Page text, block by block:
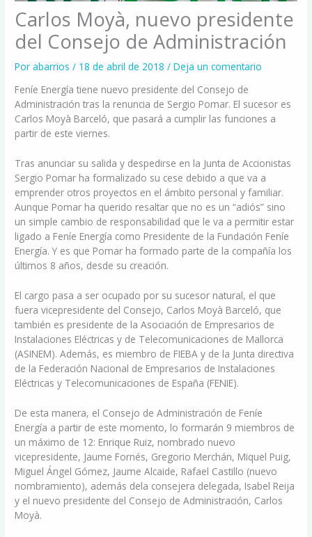
Carlos Moyà, nuevo presidente
del Consejo de Administración
Porabarrios/ 18 de abril de 2018/Deja un comentario
Feníe Energía tiene nuevo presidente del Consejo de
Administración tras la renuncia de Sergio Pomar. El sucesor es
Carlos Moyà Barceló, que pasará a cumplir las funciones a
partir de este viernes.
Tras anunciar su salida y despedirse en la Junta de Accionistas
Sergio Pomar ha formalizado su cese debido a que va a
emprender otros proyectos en el ámbito personal y familiar.
Aunque Pomar ha querido resaltar que no es un “adiós” sino
un simple cambio de responsabilidad que le va a permitir estar
ligado a Feníe Energía como Presidente de la Fundación Feníe
Energía. Y es que Pomar ha formado parte de la compañía los
últimos 8 años, desde su creación.
El cargo pasa a ser ocupado por su sucesor natural, el que
fuera vicepresidente del Consejo, Carlos Moyà Barceló, que
también es presidente de la Asociación de Empresarios de
Instalaciones Eléctricas y de Telecomunicaciones de Mallorca
(ASINEM). Además, es miembro de FIEBA y de la Junta directiva
de la Federación Nacional de Empresarios de Instalaciones
Eléctricas y Telecomunicaciones de España (FENIE).
De esta manera, el Consejo de Administración de Feníe
Energía a partir de este momento, lo formarán 9 miembros de
un máximo de 12: Enrique Ruiz, nombrado nuevo
vicepresidente, Jaume Fornés, Gregorio Merchán, Miquel Puig,
Miguel Ángel Gómez, Jaume Alcaide, Rafael Castillo (nuevo
nombramiento), además dela consejera delegada, Isabel Reija
y el nuevo presidente del Consejo de Administración, Carlos
Moyà.